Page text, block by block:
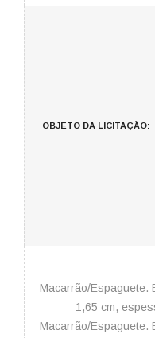
OBJETO DA LICITAÇÃO:
Macarrão/Espaguete.
1,65 cm,
Macarrão/Espaguete.